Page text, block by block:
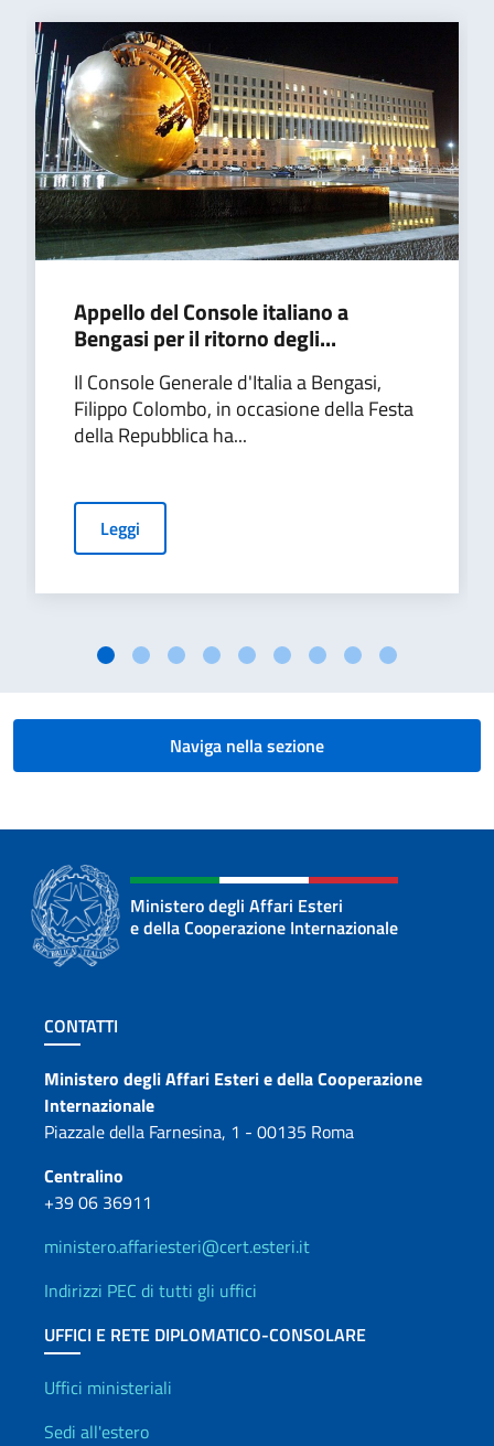
Appello del Console italiano a
Bengasi per il ritorno degli...
Il Console Generale d'Italia a Bengasi,
Filippo Colombo, in occasione della Festa
della Repubblica ha...
Leggi
Naviga nella sezione
Ministero degli Affari Esteri
e della Cooperazione Internazionale
Sezione footer
CONTATTI
Contatti
Ministero degli Affari Esteri e della Cooperazione
Internazionale
Piazzale della Farnesina, 1 - 00135 Roma
Centralino
+39 06 36911
ministero.affariesteri@cert.esteri.it
Indirizzi PEC di tutti gli uffici
UFFICI E RETE DIPLOMATICO-CONSOLARE
Uffici e Rete diplomatica
Uffici ministeriali
Sedi all'estero